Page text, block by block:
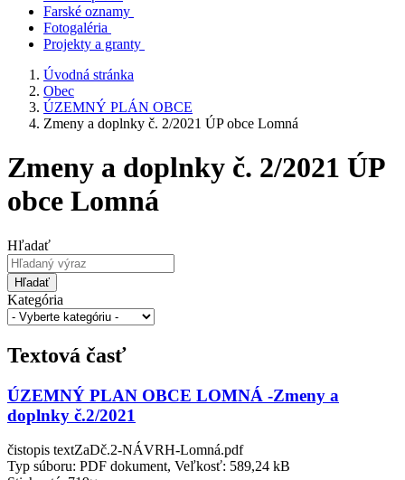
Farské oznamy
Fotogaléria
Projekty a granty
Úvodná stránka
Obec
ÚZEMNÝ PLÁN OBCE
Zmeny a doplnky č. 2/2021 ÚP obce Lomná
Zmeny a doplnky č. 2/2021 ÚP
obce Lomná
Hľadať
Hľadať
Kategória
Textová časť
ÚZEMNÝ PLAN OBCE LOMNÁ -Zmeny a
doplnky č.2/2021
čistopis textZaDč.2-NÁVRH-Lomná.pdf
Typ súboru: PDF dokument, Veľkosť: 589,24 kB